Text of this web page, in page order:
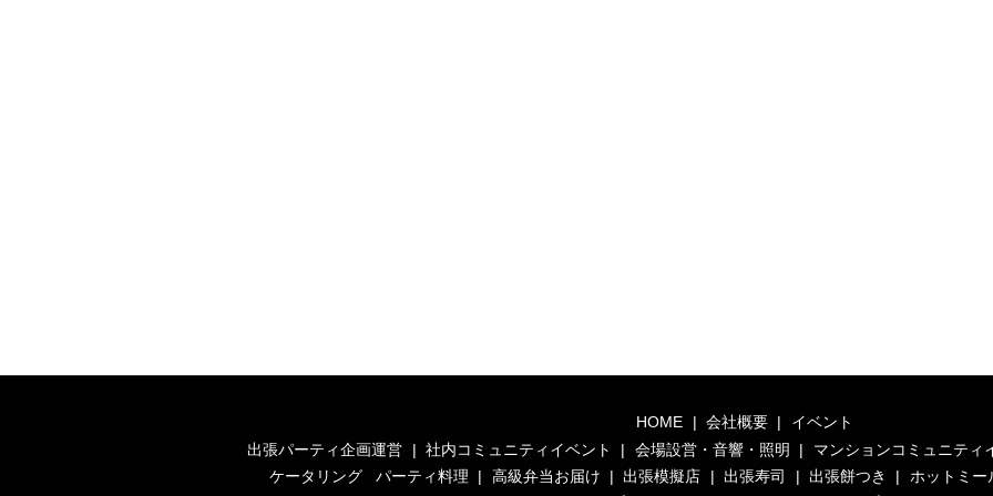
HOME 会社概要
イベント
出張パーティ企画運営
社内コミュニティイベント 会場設営・音響・照明
マンションコミュニティ
ケータリング
パーティ料理 高級弁当お届け 出張模擬店 出張寿司 出張餅つき
ホットミー